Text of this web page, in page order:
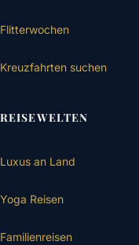
Flitterwochen
Kreuzfahrten suchen
REISEWELTEN
Luxus an Land
Yoga Reisen
Familienreisen